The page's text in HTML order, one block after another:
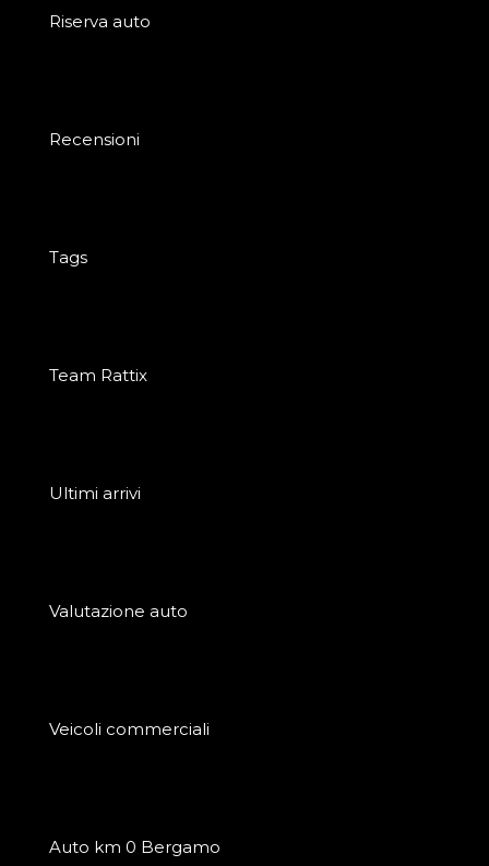
Riserva auto
Recensioni
Tags
Team Rattix
Ultimi arrivi
Valutazione auto
Veicoli commerciali
Auto km 0 Bergamo